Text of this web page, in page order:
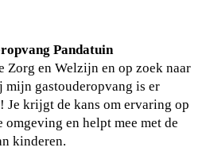
Pandatuin
Zorg en Welzijn en op zoek naar
mijn gastouderopvang is er
Je krijgt de kans om ervaring op
en helpt mee met de
kinderen.